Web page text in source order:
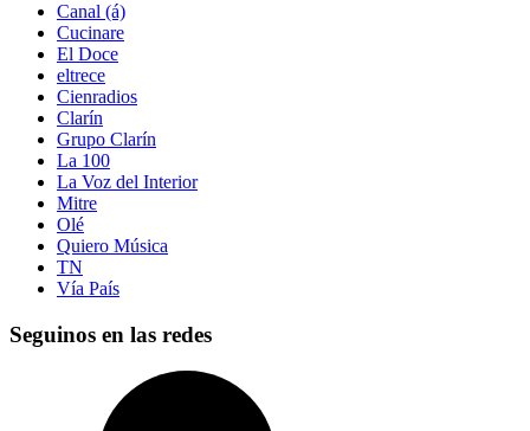
Canal (á)
Cucinare
El Doce
eltrece
Cienradios
Clarín
Grupo Clarín
La 100
La Voz del Interior
Mitre
Olé
Quiero Música
TN
Vía País
Seguinos en las redes